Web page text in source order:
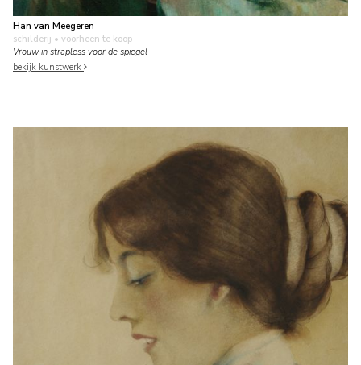
Han van Meegeren
schilderij • voorheen te koop
Vrouw in strapless voor de spiegel
bekijk kunstwerk